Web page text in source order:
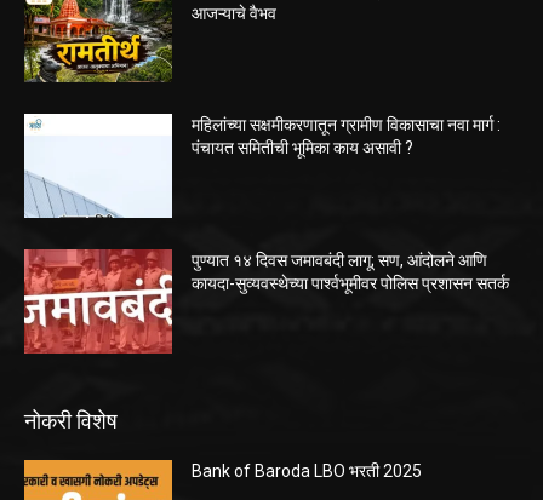
आजऱ्याचे वैभव
महिलांच्या सक्षमीकरणातून ग्रामीण विकासाचा नवा मार्ग :
पंचायत समितीची भूमिका काय असावी ?
पुण्यात १४ दिवस जमावबंदी लागू; सण, आंदोलने आणि
कायदा-सुव्यवस्थेच्या पार्श्वभूमीवर पोलिस प्रशासन सतर्क
नोकरी विशेष
Bank of Baroda LBO भरती 2025